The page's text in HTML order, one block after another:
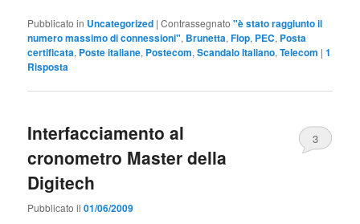
Pubblicato in Uncategorized |Contrassegnato "è stato raggiunto il
numero massimo di connessioni", Brunetta,Flop, PEC, Posta
certificata, Poste italiane, Postecom,Scandalo Italiano,Telecom |1
Risposta
Interfacciamento al
cronometro Master della
Digitech
Pubblicato il01/06/2009
3